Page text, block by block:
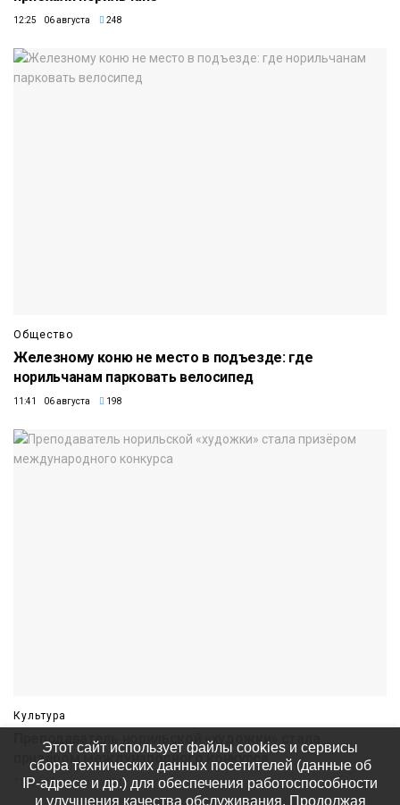
12:25 06 августа 248
Общество
Железному коню не место в подъезде: где
норильчанам парковать велосипед
11:41 06 августа 198
Культура
Преподаватель норильской «художки» стала
призёром международного конкурса
11:04 06 августа 234
Этот сайт использует файлы cookies и сервисы
сбора технических данных посетителей (данные об
IP-адресе и др.) для обеспечения работоспособности
и улучшения качества обслуживания. Продолжая